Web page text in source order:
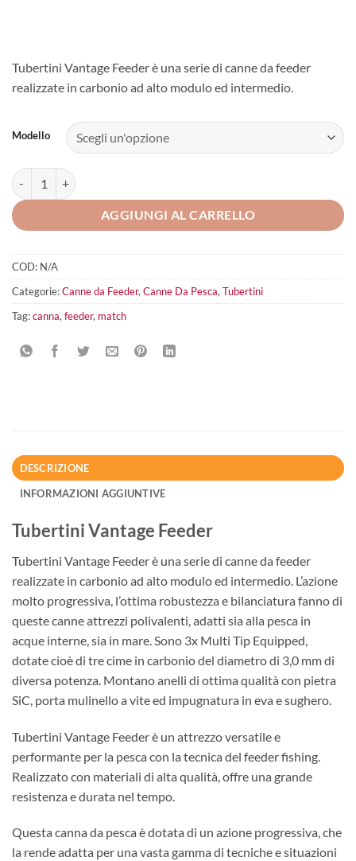
Tubertini Vantage Feeder è una serie di canne da feeder
realizzate in carbonio ad alto modulo ed intermedio.
Modello
Tubertini Vantage Feeder quantità
AGGIUNGI AL CARRELLO
COD: N/A
Categorie:Canne da Feeder, Canne Da Pesca, Tubertini
Tag:canna, feeder, match
DESCRIZIONE
INFORMAZIONI AGGIUNTIVE
Tubertini Vantage Feeder
Tubertini Vantage Feeder è una serie di canne da feeder
realizzate in carbonio ad alto modulo ed intermedio. L’azione
molto progressiva, l’ottima robustezza e bilanciatura fanno di
queste canne attrezzi polivalenti, adatti sia alla pesca in
acque interne, sia in mare. Sono 3x Multi Tip Equipped,
dotate cioè di tre cime in carbonio del diametro di 3,0 mm di
diversa potenza. Montano anelli di ottima qualità con pietra
SiC, porta mulinello a vite ed impugnatura in eva e sughero.
Tubertini Vantage Feeder è un attrezzo versatile e
performante per la pesca con la tecnica del feeder fishing.
Realizzato con materiali di alta qualità, offre una grande
resistenza e durata nel tempo.
Questa canna da pesca è dotata di un azione progressiva, che
la rende adatta per una vasta gamma di tecniche e situazioni